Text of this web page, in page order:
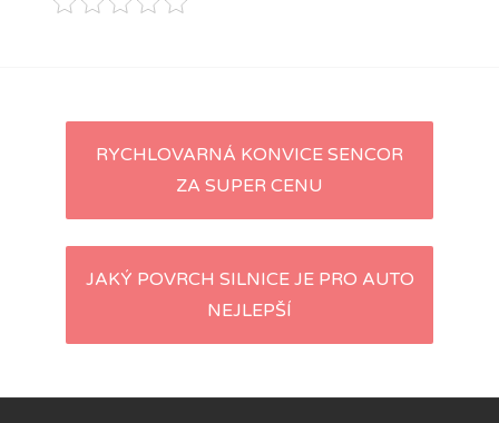
Navigace
příspěvky
RYCHLOVARNÁ KONVICE SENCOR
ZA SUPER CENU
JAKÝ POVRCH SILNICE JE PRO AUTO
NEJLEPŠÍ